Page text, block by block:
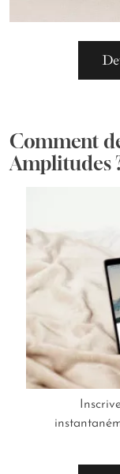
Comment
Amplitudes